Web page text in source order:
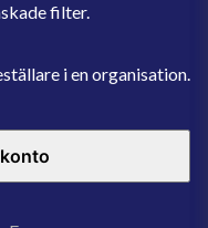
filter.
i en organisation.